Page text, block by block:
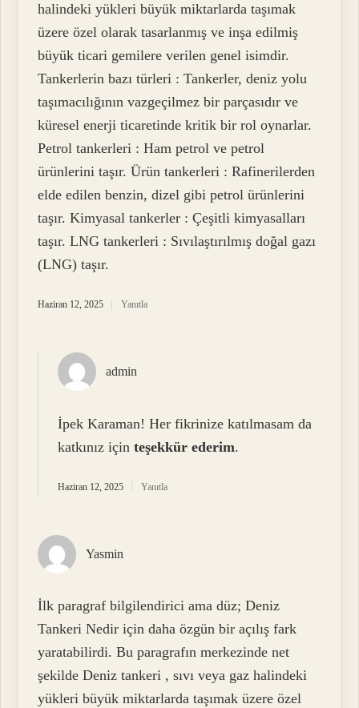
halindeki yükleri büyük miktarlarda taşımak
üzere özel olarak tasarlanmış ve inşa edilmiş
büyük ticari gemilere verilen genel isimdir.
Tankerlerin bazı türleri : Tankerler, deniz yolu
taşımacılığının vazgeçilmez bir parçasıdır ve
küresel enerji ticaretinde kritik bir rol oynarlar.
Petrol tankerleri : Ham petrol ve petrol
ürünlerini taşır. Ürün tankerleri : Rafinerilerden
elde edilen benzin, dizel gibi petrol ürünlerini
taşır. Kimyasal tankerler : Çeşitli kimyasalları
taşır. LNG tankerleri : Sıvılaştırılmış doğal gazı
(LNG) taşır.
Haziran 12, 2025 Yanıtla
admin
İpek Karaman! Her fikrinize katılmasam da
katkınız içinteşekkür ederim.
Haziran 12, 2025 Yanıtla
Yasmin
İlk paragraf bilgilendirici ama düz; Deniz
Tankeri Nedir için daha özgün bir açılış fark
yaratabilirdi. Bu paragrafın merkezinde net
şekilde Deniz tankeri , sıvı veya gaz halindeki
yükleri büyük miktarlarda taşımak üzere özel